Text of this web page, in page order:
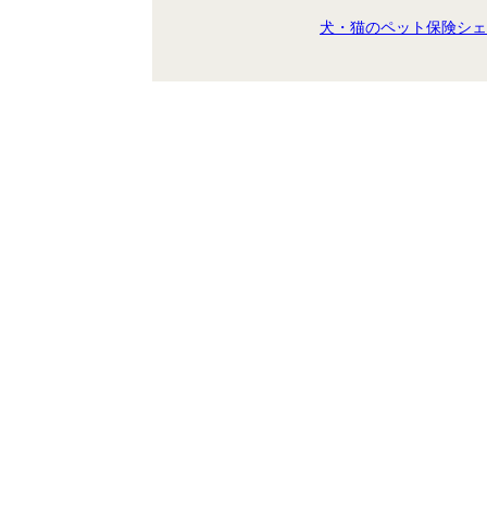
犬・猫のペット保険シ